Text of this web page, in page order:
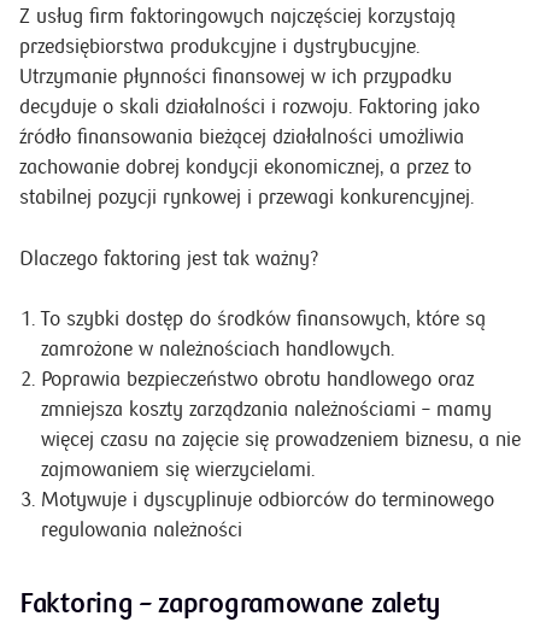
Z usług firm faktoringowych najczęściej korzystają
przedsiębiorstwa produkcyjne i dystrybucyjne.
Utrzymanie płynności finansowej w ich przypadku
decyduje o skali działalności i rozwoju. Faktoring jako
źródło finansowania bieżącej działalności umożliwia
zachowanie dobrej kondycji ekonomicznej, a przez to
stabilnej pozycji rynkowej i przewagi konkurencyjnej.
Dlaczego faktoring jest tak ważny?
To szybki dostęp do środków finansowych, które są
zamrożone w należnościach handlowych.
Poprawia bezpieczeństwo obrotu handlowego oraz
zmniejsza koszty zarządzania należnościami – mamy
więcej czasu na zajęcie się prowadzeniem biznesu, a nie
zajmowaniem się wierzycielami.
Motywuje i dyscyplinuje odbiorców do terminowego
regulowania należności
Faktoring – zaprogramowane zalety